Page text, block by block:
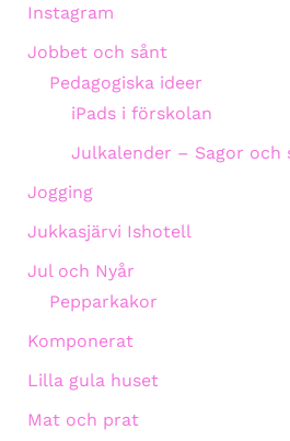
Instagram
Jobbet och sånt
Pedagogiska ideer
iPads i förskolan
Julkalender – Sagor och
Jogging
Jukkasjärvi Ishotell
Jul och Nyår
Pepparkakor
Komponerat
Lilla gula huset
Mat och prat